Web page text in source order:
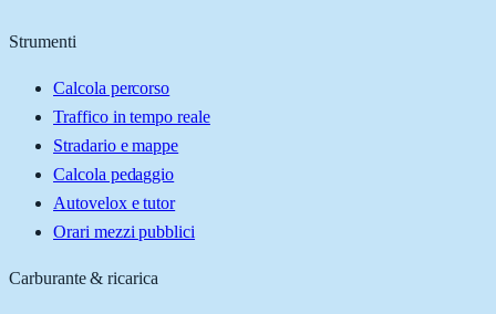
Strumenti
Calcola percorso
Traffico in tempo reale
Stradario e mappe
Calcola pedaggio
Autovelox e tutor
Orari mezzi pubblici
Carburante & ricarica